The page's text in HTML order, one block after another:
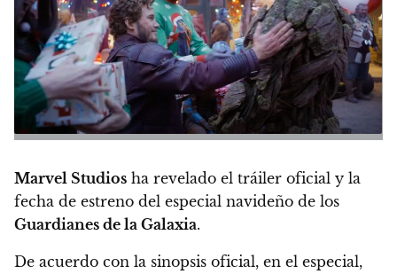
Marvel Studios ha revelado el tráiler oficial y la
fecha de estreno del especial navideño de los
Guardianes de la Galaxia.
De acuerdo con la sinopsis oficial, en el especial,